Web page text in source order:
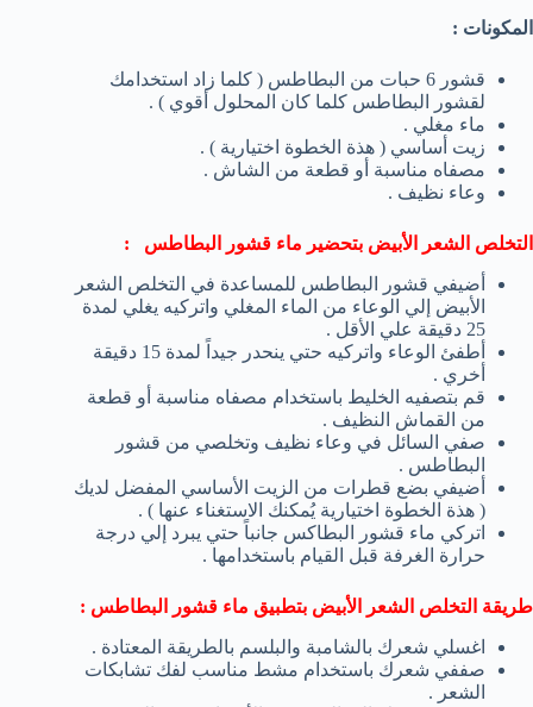
المكونات :
قشور 6 حبات من البطاطس ( كلما زاد استخدامك
لقشور البطاطس كلما كان المحلول أقوي ) .
ماء مغلي .
زيت أساسي ( هذة الخطوة اختيارية ) .
مصفاه مناسبة أو قطعة من الشاش .
وعاء نظيف .
التخلص الشعر الأبيض بتحضير ماء قشور البطاطس :
أضيفي قشور البطاطس للمساعدة في التخلص الشعر
الأبيض إلي الوعاء من الماء المغلي واتركيه يغلي لمدة
25 دقيقة علي الأقل .
أطفئ الوعاء واتركيه حتي ينحدر جيداً لمدة 15 دقيقة
أخري .
قم بتصفيه الخليط باستخدام مصفاه مناسبة أو قطعة
من القماش النظيف .
صفي السائل في وعاء نظيف وتخلصي من قشور
البطاطس .
أضيفي بضع قطرات من الزيت الأساسي المفضل لديك
( هذة الخطوة اختيارية يُمكنك الاستغناء عنها ) .
اتركي ماء قشور البطاكس جانباً حتي يبرد إلي درجة
حرارة الغرفة قبل القيام باستخدامها .
طريقة التخلص الشعر الأبيض بتطبيق ماء قشور البطاطس :
اغسلي شعرك بالشامبة والبلسم بالطريقة المعتادة .
صففي شعرك باستخدام مشط مناسب لفك تشابكات
الشعر .